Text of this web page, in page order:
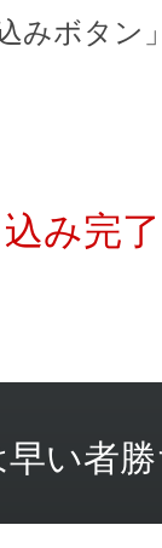
みボタン
み完了
早い者